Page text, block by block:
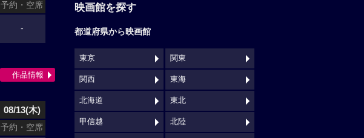
予約・空席
-
08/13(木)
予約・空席
作品情報
映画館を探す
都道府県から映画館
東京 関東
関西 東海
北海道 東北
甲信越 北陸